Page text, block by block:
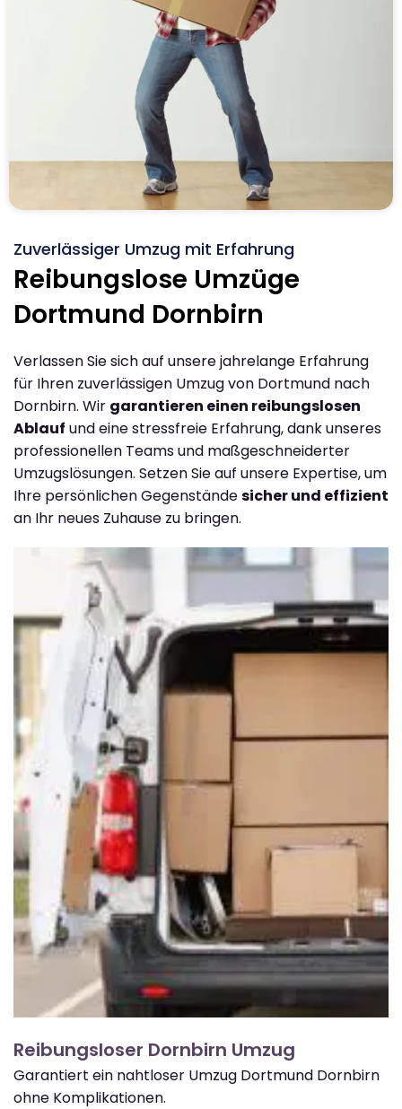
Zuverlässiger Umzug mit Erfahrung
Reibungslose Umzüge
Dortmund Dornbirn
Verlassen Sie sich auf unsere jahrelange Erfahrung
für Ihren zuverlässigen Umzug von Dortmund nach
Dornbirn. Wir garantieren einen reibungslosen
Ablauf und eine stressfreie Erfahrung, dank unseres
professionellen Teams und maßgeschneiderter
Umzugslösungen. Setzen Sie auf unsere Expertise, um
Ihre persönlichen Gegenständesicher und effizient
an Ihr neues Zuhause zu bringen.
Reibungsloser Dornbirn Umzug
Garantiert ein nahtloser Umzug Dortmund Dornbirn
ohne Komplikationen.